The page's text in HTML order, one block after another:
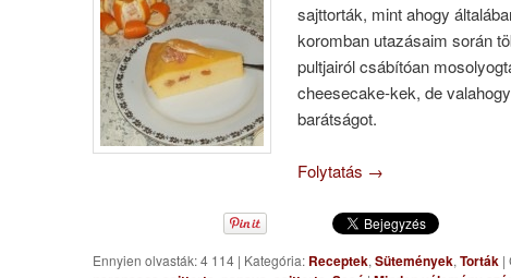
sajttorták, mint ahogy
koromban utazásaim során
pultjairól csábítóan
cheesecake-kek, de
barátságot.
Folytatás →
Ennyien olvasták: 4 114 | Kategória: Receptek, Sütemények, Torták |